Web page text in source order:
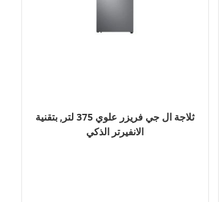
ثلاجة ال جي فريزر علوي 375 لتر, بتقنية
الانفيرتر الذكي